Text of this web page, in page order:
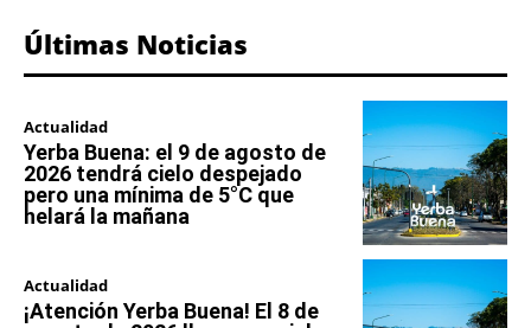
Últimas Noticias
Actualidad
Yerba Buena: el 9 de agosto de
2026 tendrá cielo despejado
pero una mínima de 5°C que
helará la mañana
Actualidad
¡Atención Yerba Buena! El 8 de